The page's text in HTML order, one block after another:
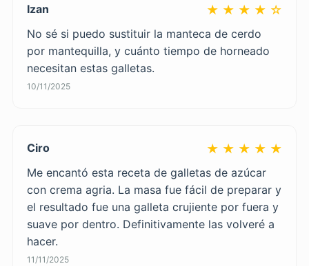
Izan ★ ★ ★ ★ ☆
No sé si puedo sustituir la manteca de cerdo
por mantequilla, y cuánto tiempo de horneado
necesitan estas galletas.
10/11/2025
Ciro ★ ★ ★ ★ ★
Me encantó esta receta de galletas de azúcar
con crema agria. La masa fue fácil de preparar y
el resultado fue una galleta crujiente por fuera y
suave por dentro. Definitivamente las volveré a
hacer.
11/11/2025